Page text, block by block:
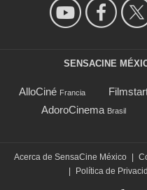
SENSACINE
AlloCiné Francia
AdoroCinema Brasil
Acerca de SensaCine México
Política de